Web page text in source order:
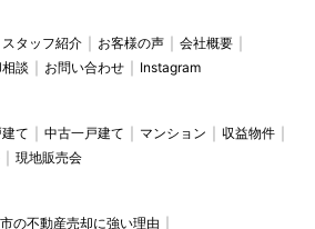
スタッフ紹介 お客様の声
会社概要
談 お問い合わせ Instagram
て 中古一戸建て マンション
収益物件
現地販売会
の不動産売却に強い理由